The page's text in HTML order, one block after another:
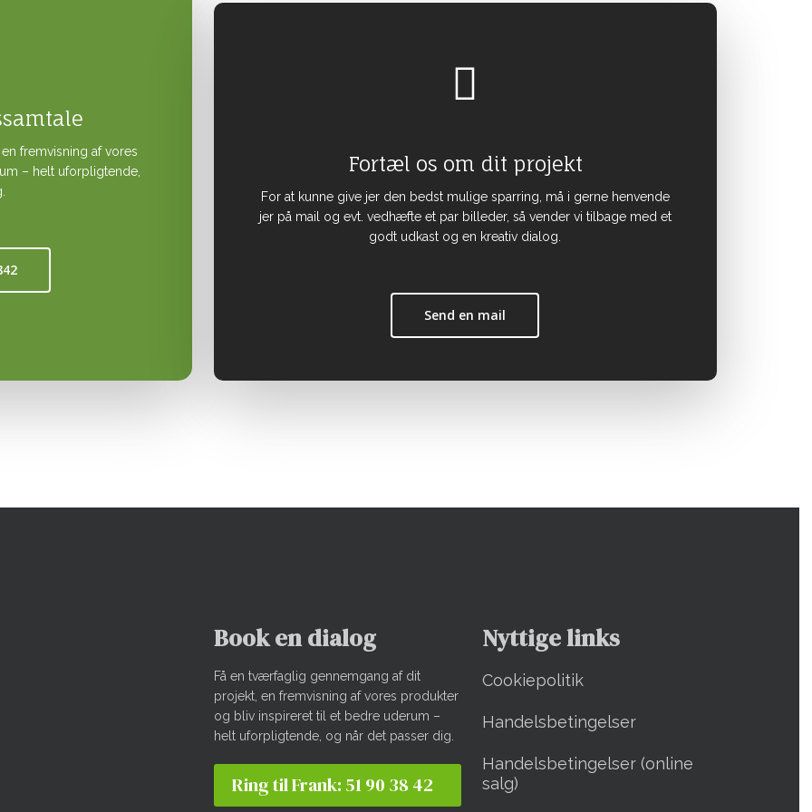
fremvisning af vores
– helt uforpligtende,
Fortæl os om dit projekt
For at kunne give jer den bedst mulige sparring, må i gerne henvende
jer på mail og evt. vedhæfte et par billeder, så vender vi tilbage med et
godt udkast og en kreativ dialog.
Send en mail
Book en dialog
Få en tværfaglig gennemgang af dit
projekt, en fremvisning af vores produkter
og bliv inspireret til et bedre uderum –
helt uforpligtende, og når det passer dig.
Ring til Frank: 51 90 38 42
Nyttige links
Cookiepolitik
Handelsbetingelser
Handelsbetingelser (online
salg)